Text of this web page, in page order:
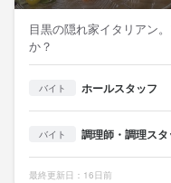
目黒の隠れ家イタリアン
か？
バイト ホールスタッフ
バイト 調理師・調理スタ
最終更新日：16日前